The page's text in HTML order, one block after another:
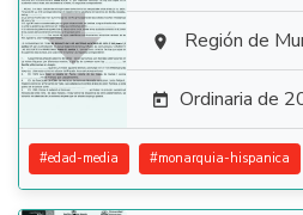
  Región de
 Ordinaria de
#edad-media #monarquia-hispanica